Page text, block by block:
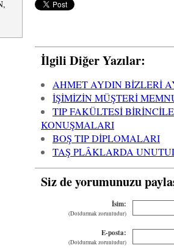
İlgili Diğer Yazılar:
AHMET AYDIN BİZLERİ
İŞİMİZİN MÜŞTERİ
TIP FAKÜLTESİ
KONUŞMALARI
BOŞ TIP DİPLOMALARI
TAŞ PLÂKLARDA
Siz de yorumunuzu
İsim:
(Doldurmak zorunludur)
E-posta:
(Doldurmak zorunludur)